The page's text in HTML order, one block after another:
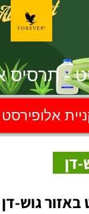
- תרסיס
אלופירסט
דן
באזור גוש-דן